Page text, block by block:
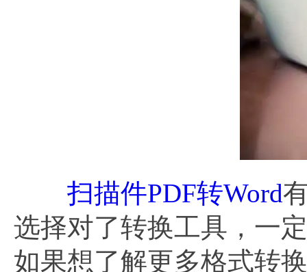
扫描件PDF转Word
选择对了转换工具，一
如果想了解更多格式转